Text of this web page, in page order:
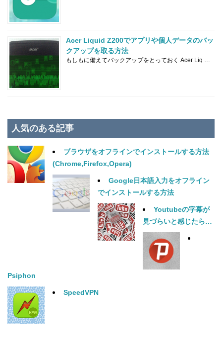
Acer Liquid Z200でアプリや個人データのバッ
クアップを取る方法
もしもに備えてバックアップをとっておく Acer Liq …
人気のある記事
ブラウザをオフラインでインストールする方法
(Chrome,Firefox,Opera)
Google日本語入力をオフライン
でインストールする方法
Youtubeの字幕が
見づらいと感じたら…
Psiphon
SpeedVPN